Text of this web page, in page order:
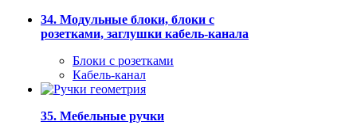
34. Модульные блоки, блоки с
розетками, заглушки кабель-канала
Блоки с розетками
Кабель-канал
35. Мебельные ручки